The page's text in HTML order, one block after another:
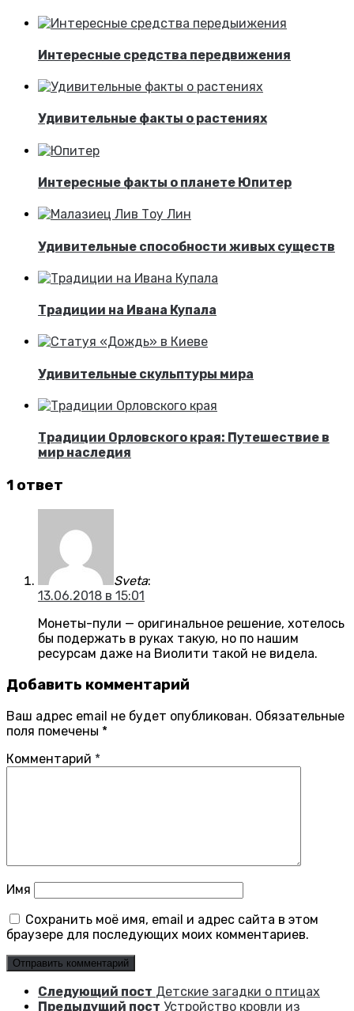
Интересные средства передвижения
Удивительные факты о растениях
Интересные факты о планете Юпитер
Удивительные способности живых существ
Традиции на Ивана Купала
Удивительные скульптуры мира
Традиции Орловского края: Путешествие в
мир наследия
1 ответ
Sveta:
13.06.2018 в 15:01
Монеты-пули — оригинальное решение, хотелось
бы подержать в руках такую, но по нашим
ресурсам даже на Виолити такой не видела.
Добавить комментарий
Ваш адрес email не будет опубликован. Обязательные
поля помечены *
Комментарий *
Имя
Сохранить моё имя, email и адрес сайта в этом
браузере для последующих моих комментариев.
Следующий пост Детские загадки о птицах
Предыдущий пост Устройство кровли из